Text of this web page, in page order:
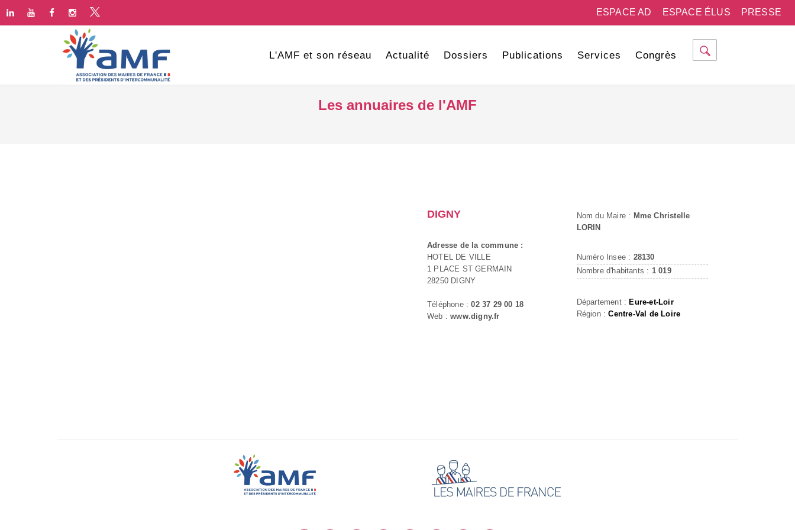
PRESSE
ESPACE ÉLUS
ESPACE AD
L'AMF et son réseau Actualité Dossiers Publications Services Congrès
Les annuaires de l'AMF
DIGNY
Adresse de la commune :
HOTEL DE VILLE
1 PLACE ST GERMAIN
28250 DIGNY
Téléphone :02 37 29 00 18
Web :www.digny.fr
Nom du Maire : Mme Christelle
LORIN
Numéro Insee : 28130
Nombre d'habitants : 1 019
Département : Eure-et-Loir
Région :Centre-Val de Loire